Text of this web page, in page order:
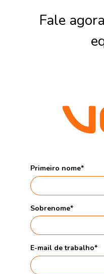
Fale
Primeiro nome*
Sobrenome*
E-mail de trabalho*